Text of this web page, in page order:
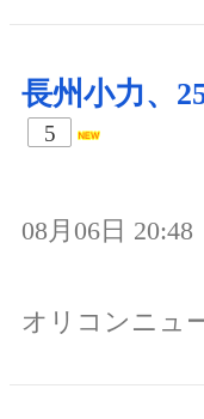
長州小力、
5
08月06日 20:48
オリコンニュ